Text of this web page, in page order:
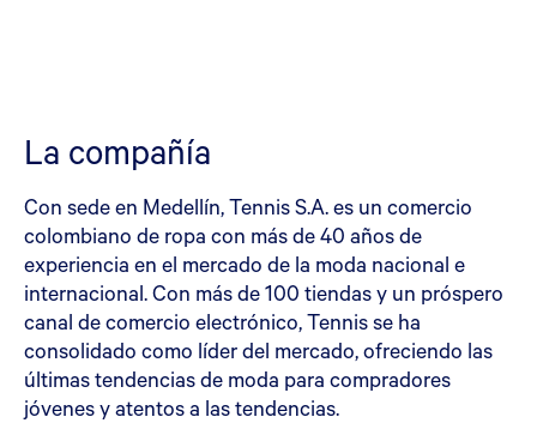
La compañía
Con sede en Medellín, Tennis S.A. es un comercio
colombiano de ropa con más de 40 años de
experiencia en el mercado de la moda nacional e
internacional. Con más de 100 tiendas y un próspero
canal de comercio electrónico, Tennis se ha
consolidado como líder del mercado, ofreciendo las
últimas tendencias de moda para compradores
jóvenes y atentos a las tendencias.